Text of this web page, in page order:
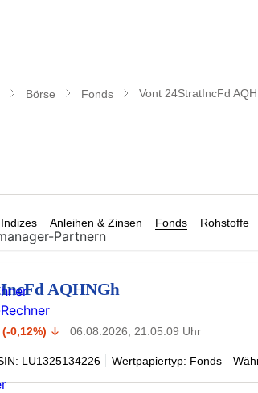
Börse Fonds Vont 24StratIncFd
Anleihen & Zinsen Fonds Rohstoffe
AQHNGh
(-0,12%) 06.08.2026, 21:05:09 Uhr
LU1325134226 Wertpapiertyp: Fonds
Partnern